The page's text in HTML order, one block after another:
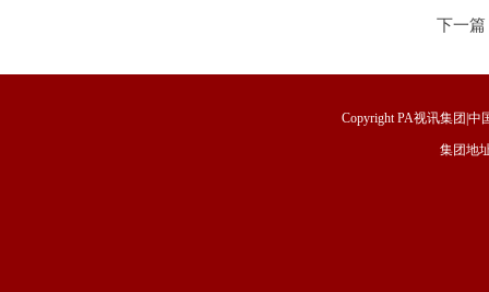
下一篇
Copyright PA视讯集团|中
集团地